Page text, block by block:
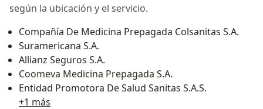
según la ubicación y el servicio.
Compañía De Medicina Prepagada Colsanitas S.A.
Suramericana S.A.
Allianz Seguros S.A.
Coomeva Medicina Prepagada S.A.
Entidad Promotora De Salud Sanitas S.A.S.
+1 más